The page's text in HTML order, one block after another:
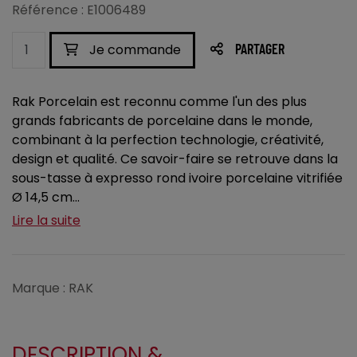
Référence : E1006489
Je commande PARTAGER
Rak Porcelain est reconnu comme l'un des plus
grands fabricants de porcelaine dans le monde,
combinant à la perfection technologie, créativité,
design et qualité. Ce savoir-faire se retrouve dans la
sous-tasse à expresso rond ivoire porcelaine vitrifiée
Ø 14,5 cm...
Lire la suite
Marque : RAK